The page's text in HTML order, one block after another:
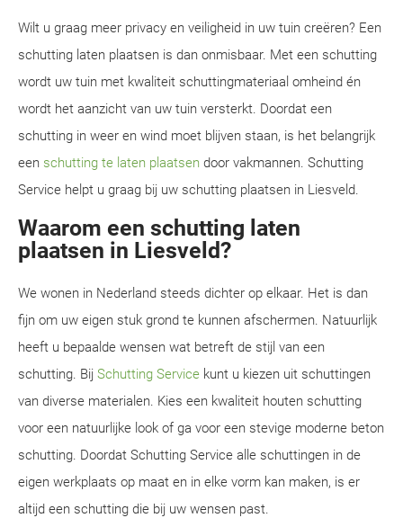
Wilt u graag meer privacy en veiligheid in uw tuin creëren? Een
schutting laten plaatsen is dan onmisbaar. Met een schutting
wordt uw tuin met kwaliteit schuttingmateriaal omheind én
wordt het aanzicht van uw tuin versterkt. Doordat een
schutting in weer en wind moet blijven staan, is het belangrijk
een schutting te laten plaatsen door vakmannen. Schutting
Service helpt u graag bij uw schutting plaatsen in Liesveld.
Waarom een schutting laten
plaatsen in Liesveld?
We wonen in Nederland steeds dichter op elkaar. Het is dan
fijn om uw eigen stuk grond te kunnen afschermen. Natuurlijk
heeft u bepaalde wensen wat betreft de stijl van een
schutting. Bij Schutting Service kunt u kiezen uit schuttingen
van diverse materialen. Kies een kwaliteit houten schutting
voor een natuurlijke look of ga voor een stevige moderne beton
schutting. Doordat Schutting Service alle schuttingen in de
eigen werkplaats op maat en in elke vorm kan maken, is er
altijd een schutting die bij uw wensen past.